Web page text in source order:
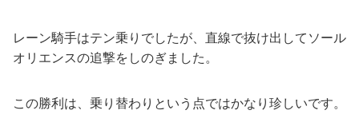
レーン騎手はテン乗りでしたが、直線で抜け出してソール
オリエンスの追撃をしのぎました。
この勝利は、乗り替わりという点ではかなり珍しいです。